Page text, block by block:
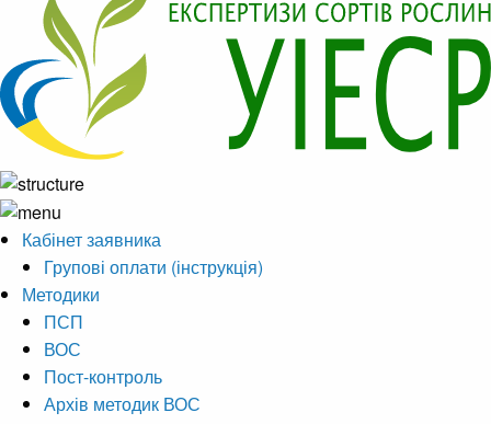
Кабінет заявника
Групові оплати (інструкція)
Методики
ПСП
ВОС
Пост-контроль
Архів методик ВОС